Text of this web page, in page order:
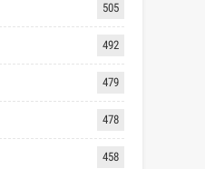
505
492
479
478
458